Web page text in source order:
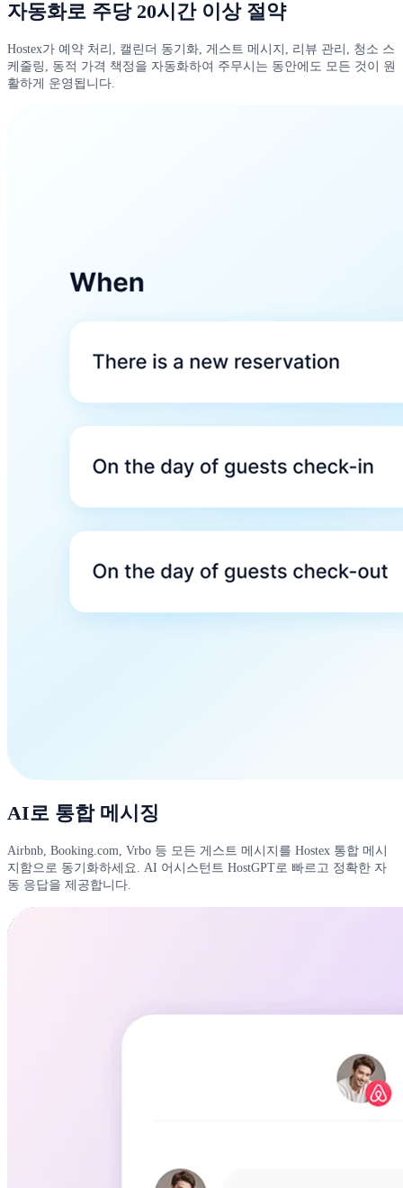
자동화로 주당 20시간 이상 절약
Hostex가 예약 처리, 캘린더 동기화, 게스트 메시지, 리뷰 관리, 청소 스
케줄링, 동적 가격 책정을 자동화하여 주무시는 동안에도 모든 것이 원
활하게 운영됩니다.
AI로 통합 메시징
Airbnb, Booking.com, Vrbo 등 모든 게스트 메시지를 Hostex 통합 메시
지함으로 동기화하세요. AI 어시스턴트 HostGPT로 빠르고 정확한 자
동 응답을 제공합니다.